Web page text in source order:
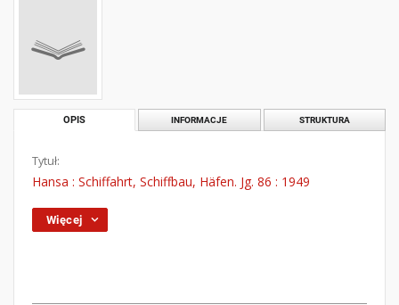
OPIS INFORMACJE STRUKTURA
Tytuł:
Hansa : Schiffahrt, Schiffbau, Häfen. Jg. 86 : 1949
Więcej